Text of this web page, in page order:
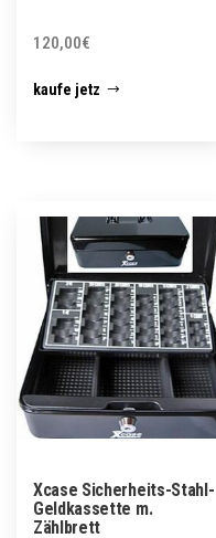
120,00€
kaufe jetz
Xcase Sicherheits-Stahl-
Geldkassette m.
Zählbrett